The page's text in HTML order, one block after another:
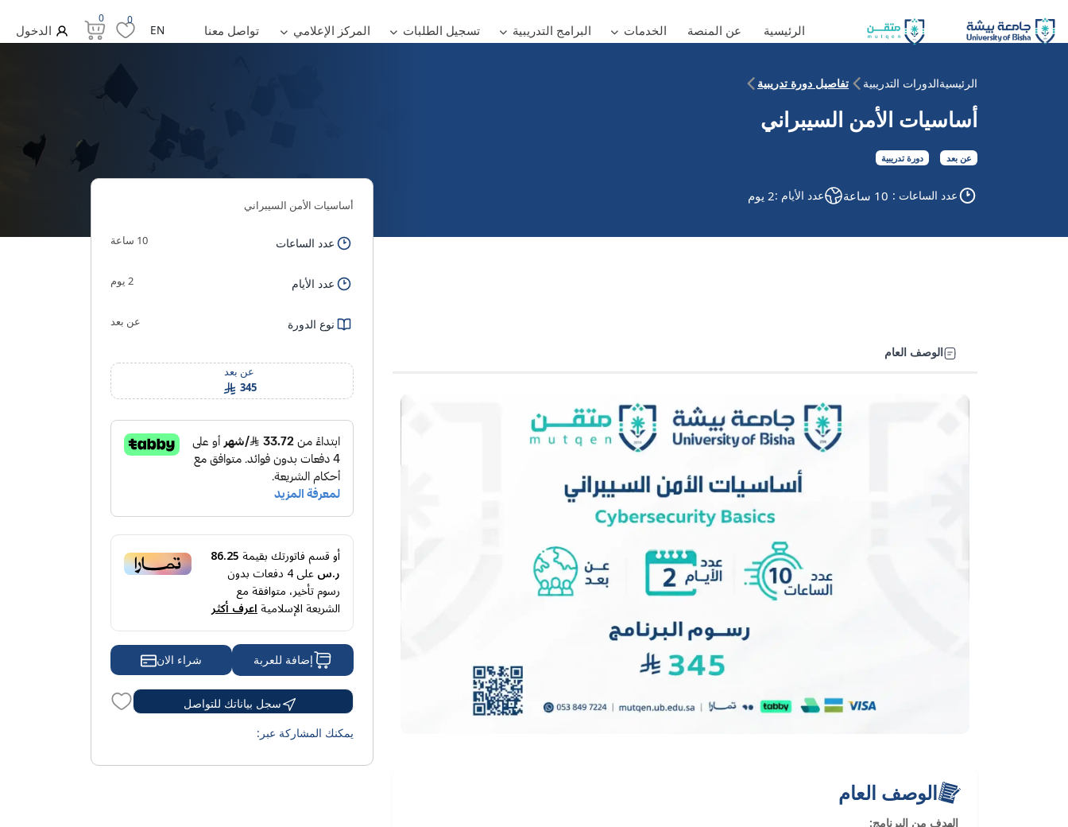
الرئيسية عن المنصة الخدمات البرامج التدريبية تسجيل الطلبات المركز الإعلامي تواصل معنا EN
0
0
الدخول
الرئيسيةالدورات التدريبية تفاصيل دورة تدريبية
أساسيات الأمن السيبراني
عن بعد دورة تدريبية
عدد الساعات : 10 ساعة عدد الأيام :2 يوم
الوصف العام
الوصف العام
الهدف من البرنامج:
أساسيات الأمن السيبراني
عدد الساعات 10 ساعة
عدد الأيام 2 يوم
نوع الدورة عن بعد
عن بعد
345
أو قسم فاتورتك بقيمة 86.25
ر.سعلى4 دفعات بدون
رسوم تأخير، متوافقة مع
الشريعة الإسلاميةاعرف أكثر
إضافة للعربة شراء الان
سجل بياناتك للتواصل
يمكنك المشاركة عبر: